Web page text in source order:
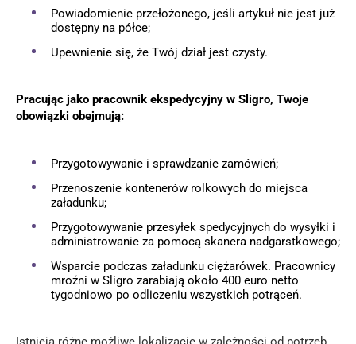
Powiadomienie przełożonego, jeśli artykuł nie jest już
dostępny na półce;
Upewnienie się, że Twój dział jest czysty.
Pracując jako pracownik ekspedycyjny w Sligro, Twoje
obowiązki obejmują:
Przygotowywanie i sprawdzanie zamówień;
Przenoszenie kontenerów rolkowych do miejsca
załadunku;
Przygotowywanie przesyłek spedycyjnych do wysyłki i
administrowanie za pomocą skanera nadgarstkowego;
Wsparcie podczas załadunku ciężarówek. Pracownicy
mroźni w Sligro zarabiają około 400 euro netto
tygodniowo po odliczeniu wszystkich potrąceń.